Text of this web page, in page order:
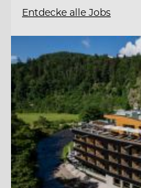
Entdecke alle Jobs